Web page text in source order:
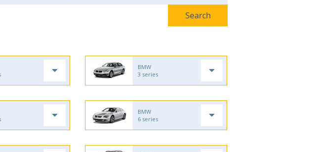
BMW
3 series
BMW
6 series